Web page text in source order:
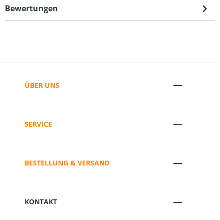
Bewertungen
ÜBER UNS
SERVICE
BESTELLUNG & VERSAND
KONTAKT